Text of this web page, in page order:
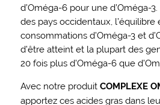
d’Oméga-6 pour une d’Oméga-
des pays occidentaux, l’équilibre
consommations d’Oméga-3 et
d’être atteint et la plupart des
20 fois plus d’Oméga-6 que
Avec notre produit COMPLEXE
apportez ces acides gras dans